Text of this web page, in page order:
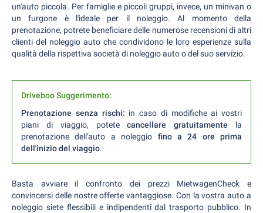
un'auto piccola. Per famiglie e piccoli gruppi, invece, un minivan o
un furgone è l'ideale per il noleggio. Al momento della
prenotazione, potrete beneficiare delle numerose recensioni di altri
clienti del noleggio auto che condividono le loro esperienze sulla
qualità della rispettiva società di noleggio auto o del suo servizio.
Driveboo Suggerimento:
Prenotazione senza rischi: in caso di modifiche ai vostri
piani di viaggio, potetecancellare gratuitamente la
prenotazione dell'auto a noleggio fino a 24 ore prima
dell'inizio del viaggio.
Basta avviare il confronto dei prezzi MietwagenCheck e
convincersi delle nostre offerte vantaggiose. Con la vostra auto a
noleggio siete flessibili e indipendenti dal trasporto pubblico. In